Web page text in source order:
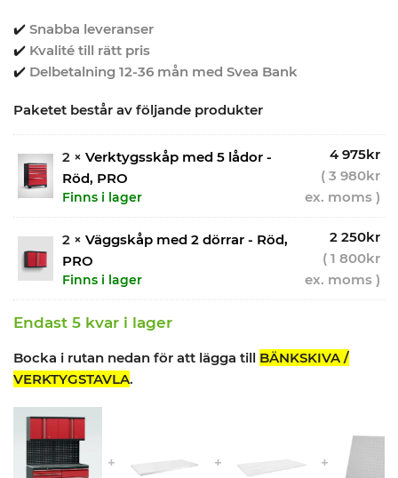
✔️ Snabba leveranser
✔️ Kvalité till rätt pris
✔️ Delbetalning 12-36 mån med Svea Bank
Paketet består av följande produkter
2 × Verktygsskåp med 5 lådor -
Röd, PRO
Finns i lager
4 975kr
( 3 980kr
ex. moms )
2 × Väggskåp med 2 dörrar - Röd,
PRO
Finns i lager
2 250kr
( 1 800kr
ex. moms )
Endast 5 kvar i lager
Bocka i rutan nedan för att lägga till BÄNKSKIVA /
VERKTYGSTAVLA.